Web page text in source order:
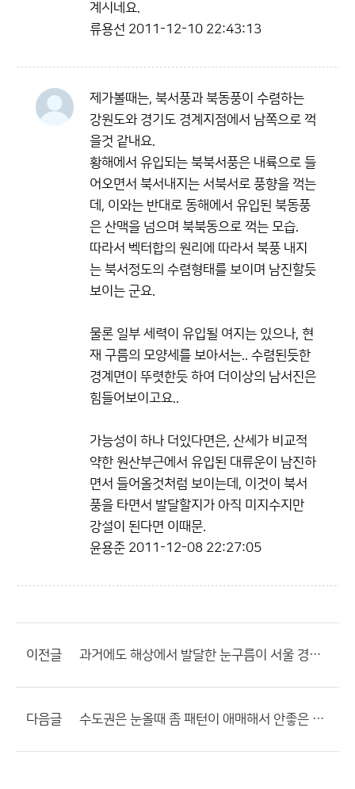
계시네요.
류용선 2011-12-10 22:43:13
제가볼때는, 북서풍과 북동풍이 수렴하는
강원도와 경기도 경계지점에서 남쪽으로 꺽
을것 같내요.
황해에서 유입되는 북북서풍은 내륙으로 들
어오면서 북서내지는 서북서로 풍향을 꺽는
데, 이와는 반대로 동해에서 유입된 북동풍
은 산맥을 넘으며 북북동으로 꺽는 모습.
따라서 벡터합의 원리에 따라서 북풍 내지
는 북서정도의 수렴형태를 보이며 남진할듯
보이는 군요.
물론 일부 세력이 유입될 여지는 있으나, 현
재 구름의 모양세를 보아서는.. 수렴된듯한
경계면이 뚜렷한듯 하여 더이상의 남서진은
힘들어보이고요..
가능성이 하나 더있다면은, 산세가 비교적
약한 원산부근에서 유입된 대류운이 남진하
면서 들어올것처럼 보이는데, 이것이 북서
풍을 타면서 발달할지가 아직 미지수지만
강설이 된다면 이때문.
윤용준 2011-12-08 22:27:05
이전글 과거에도 해상에서 발달한 눈구름이 서울 경기도 지역에도.......
다음글 수도권은 눈올때 좀 패턴이 애매해서 안좋은 거 같습니다.